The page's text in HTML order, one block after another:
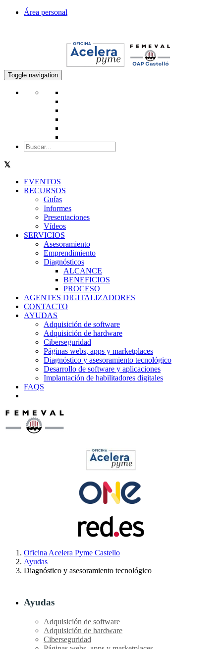
Área personal
Toggle navigation
EVENTOS
RECURSOS
Guías
Informes
Presentaciones
Vídeos
SERVICIOS
Asesoramiento
Emprendimiento
Diagnósticos
ALCANCE
BENEFICIOS
PROCESO
AGENTES DIGITALIZADORES
CONTACTO
AYUDAS
Adquisición de software
Adquisición de hardware
Ciberseguridad
Páginas webs, apps y marketplaces
Diagnóstico y asesoramiento tecnológico
Desarrollo de software y aplicaciones
Implantación de habilitadores digitales
FAQS
Oficina Acelera Pyme Castello
Ayudas
Diagnóstico y asesoramiento tecnológico
Ayudas
Adquisición de software
Adquisición de hardware
Ciberseguridad